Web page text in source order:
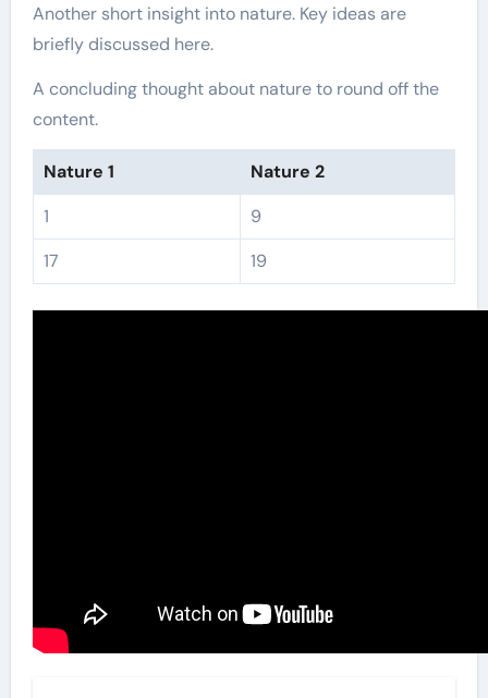
Another short insight into nature. Key ideas are
briefly discussed here.
A concluding thought about nature to round off the
content.
Nature 1
Nature 2
1
9
17
19